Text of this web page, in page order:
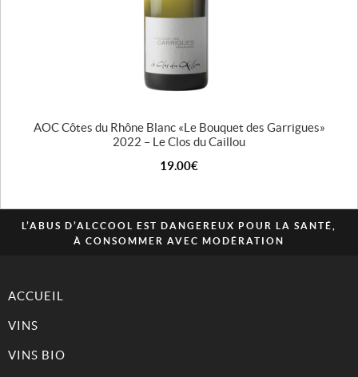
AOC Côtes du Rhône Blanc « Le Bouquet des Garrigues »
2022 – Le Clos du Caillou
19.00€
L’ABUS D’ALCCOOL EST DANGEREUX POUR LA SANTÉ,
À CONSOMMER AVEC MODÉRATION
ACCUEIL
VINS
VINS BIO